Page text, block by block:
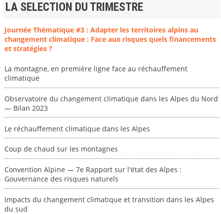
LA SELECTION DU TRIMESTRE
Journée Thématique #3 : Adapter les territoires alpins au
changement climatique : Face aux risques quels financements
et stratégies ?
La montagne, en première ligne face au réchauffement
climatique
Observatoire du changement climatique dans les Alpes du Nord
— Bilan 2023
Le réchauffement climatique dans les Alpes
Coup de chaud sur les montagnes
Convention Alpine — 7e Rapport sur l'état des Alpes :
Gouvernance des risques naturels
Impacts du changement climatique et transition dans les Alpes
du sud